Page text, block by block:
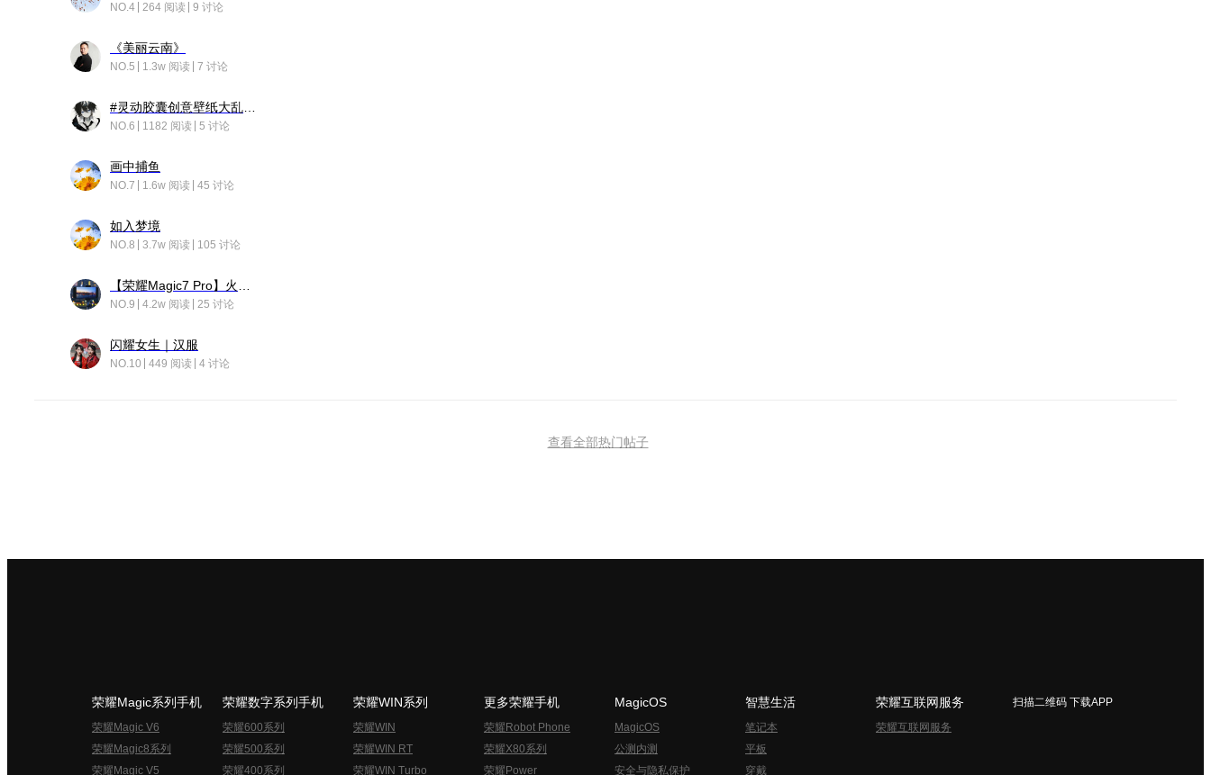
NO.4 264 阅读 9 讨论
《美丽云南》
NO.5 1.3w 阅读 7 讨论
NO.6 1182 阅读 5 讨论
画中捕鱼
NO.7 1.6w 阅读 45 讨论
如入梦境
NO.8 3.7w 阅读 105 讨论
NO.9 4.2w 阅读 25 讨论
闪耀女生｜汉服
NO.10 449 阅读 4 讨论
查看全部热门帖子
荣耀Magic系列手机
荣耀Magic V6
荣耀Magic8系列
荣耀Magic V5
荣耀数字系列手机
荣耀600系列
荣耀500系列
荣耀400系列
荣耀WIN系列
荣耀WIN
荣耀WIN RT
荣耀WIN Turbo
更多荣耀手机
荣耀Robot Phone
荣耀X80系列
荣耀Power
MagicOS
MagicOS
公测内测
安全与隐私保护
智慧生活
笔记本
平板
穿戴
荣耀互联网服务
荣耀互联网服务
扫描二维码 下载APP